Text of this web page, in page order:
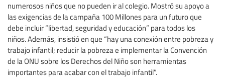
numerosos niños que no pueden ir al colegio. Mostró su apoyo a
las exigencias de la campaña 100 Millones para un futuro que
debe incluir “libertad, seguridad y educación” para todos los
niños. Además, insistió en que “hay una conexión entre pobreza y
trabajo infantil; reducir la pobreza e implementar la Convención
de la ONU sobre los Derechos del Niño son herramientas
importantes para acabar con el trabajo infantil”.